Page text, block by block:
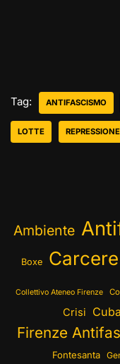
Tag: ANTIFASCISMO
LOTTE REPRESSIONE
Ambiente
Boxe Carcere
Collettivo Ateneo Firenze
Crisi Cuba
Firenze
Fontesanta